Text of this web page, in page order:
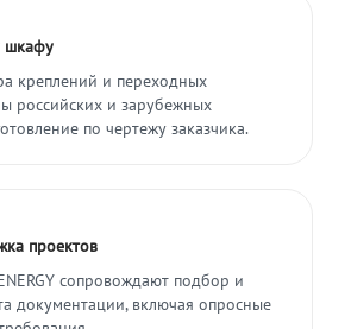
шкафу
креплений и переходных
российских и зарубежных
по чертежу заказчика.
проектов
сопровождают подбор и
документации, включая опросные